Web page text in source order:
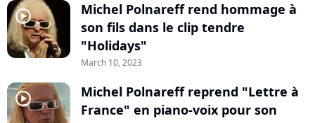
player2
Michel Polnareff rend hommage à
son fils dans le clip tendre
"Holidays"
March 10, 2023
player2
Michel Polnareff reprend "Lettre à
France" en piano-voix pour son